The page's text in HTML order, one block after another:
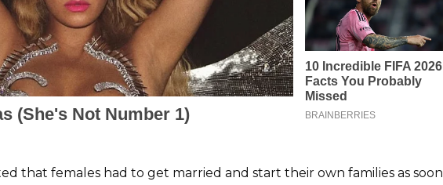
that females had to get married and start their own families as soon